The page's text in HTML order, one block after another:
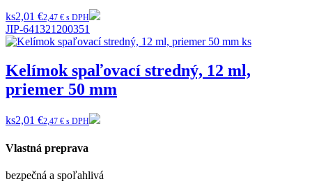
ks2,01 €2,47 € s DPH
JIP-641321200351
Kelímok spaľovací stredný, 12 ml,
priemer 50 mm
ks2,01 €2,47 € s DPH
Vlastná preprava
bezpečná a spoľahlivá